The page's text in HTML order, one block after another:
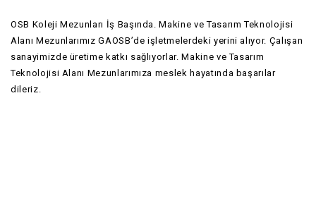
OSB Koleji Mezunları İş Başında. Makine ve Tasarım Teknolojisi
Alanı Mezunlarımız GAOSB’de işletmelerdeki yerini alıyor. Çalışan
sanayimizde üretime katkı sağlıyorlar. Makine ve Tasarım
Teknolojisi Alanı Mezunlarımıza meslek hayatında başarılar
dileriz.